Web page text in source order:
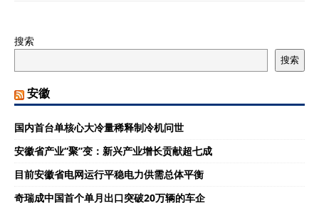
搜索
搜索
安徽
国内首台单核心大冷量稀释制冷机问世
安徽省产业“聚”变：新兴产业增长贡献超七成
目前安徽省电网运行平稳电力供需总体平衡
奇瑞成中国首个单月出口突破20万辆的车企